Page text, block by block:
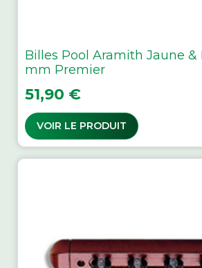
Billes Pool Aramith Jaune &
mm Premier
Prix
51,90 €
VOIR LE PRODUIT